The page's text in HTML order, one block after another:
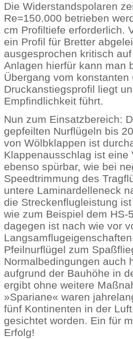
Die Widerstandspolaren
Re=150.000 betrieben
cm Profiltiefe erforderlich.
ein Profil für Bretter
ausgesprochen kritisch
Anlagen hierfür kann man
Übergang vom
Druckanstiegsprofil liegt
Empfindlichkeit führt.
Nun zum Einsatzbereich:
gepfeilten Nurflügeln bis
von Wölbklappen ist
Klappenausschlag ist
ebenso spürbar, wie bei
Speedtrimmung des
untere Laminardelleneck
die Streckenflugleistung
wie zum Beispiel dem
dagegen ist nach wie vor
Pfeilnurflügel zum
Normalbedingungen auch
aufgrund der Bauhöhe in
ergibt ohne weitere
»Spariane« waren
fünf Kontinenten in der
gesichtet worden. Ein für
Erfolg!